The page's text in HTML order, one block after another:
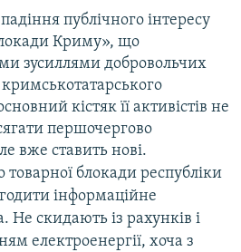
публічного інтересу
Криму», що
зусиллями добровольчих
кримськотатарського
кістяк її активістів не
першочергово
вже ставить нові.
блокади республіки
інформаційне
скидають із рахунків і
електроенергії, хоча з